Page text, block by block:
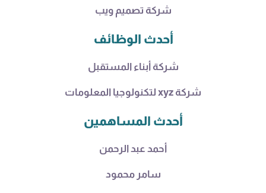
شركة تصميم ويب
أحدث الوظائف
شركة أبناء المستقبل
شركة xyz لتكنولوجيا المعلومات
أحدث المساهمين
أحمد عبد الرحمن
سامر محمود